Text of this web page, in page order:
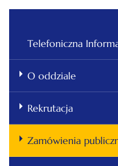
Telefoniczna
O oddziale
Rekrutacja
Zamówienia